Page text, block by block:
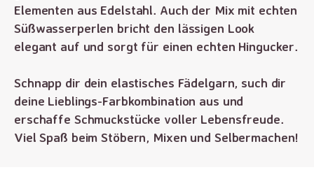
Elementen aus Edelstahl. Auch der Mix mit echten
Süßwasserperlen bricht den lässigen Look
elegant auf und sorgt für einen echten Hingucker.
Schnapp dir dein elastisches Fädelgarn, such dir
deine Lieblings-Farbkombination aus und
erschaffe Schmuckstücke voller Lebensfreude.
Viel Spaß beim Stöbern, Mixen und Selbermachen!